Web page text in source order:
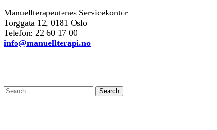
Manuellterapeutenes Servicekontor
Torggata 12, 0181 Oslo
Telefon: 22 60 17 00
info@manuellterapi.no
Search